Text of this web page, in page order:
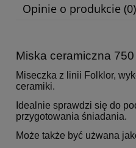
Opinie o produkcie (0)
Miska ceramiczna 750
Miseczka z linii Folklor,
ceramiki.
Idealnie sprawdzi się do
przygotowania śniadania.
Może także być użwana